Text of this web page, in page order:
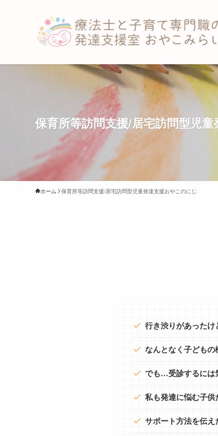
保育所等訪問支援/居宅訪問型児
ホーム 保育所等訪問支援/居宅訪問型児童発達支援おやこのにじ
行き渋りがあったけ
なんとなく子どもの
でも…受診するには
私も発達に悩む子供
サポート方法を伝え